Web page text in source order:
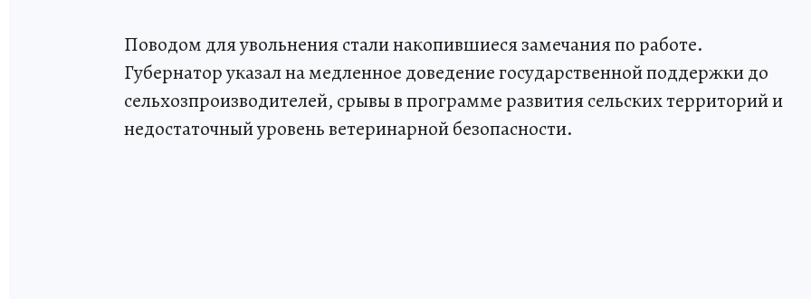
Поводом для увольнения стали накопившиеся замечания по работе.
Губернатор указал на медленное доведение государственной поддержки до
сельхозпроизводителей, срывы в программе развития сельских территорий и
недостаточный уровень ветеринарной безопасности.